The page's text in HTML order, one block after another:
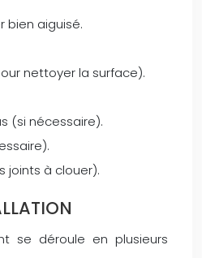
bien aiguisé.
nettoyer la surface).
(si nécessaire).
joints à clouer).
se déroule en plusieurs